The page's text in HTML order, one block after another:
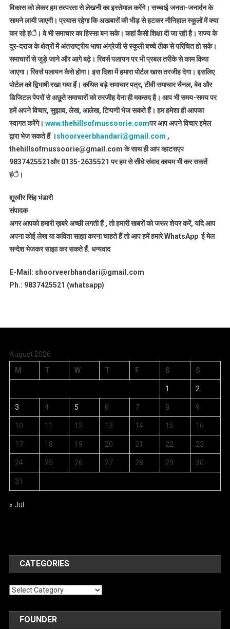
विकास को लेकर हम तत्परता से लेखनी का इस्तेमाल करेंगे। सच्चाई जनता-जनार्दन के
सामने लायी जाएगी। प्रयास रहेगा कि अखबारों की भीड़ से हटकर नौनिहाल स्कूलों में क्या
कर रहे हंै। वे भी समाचार का हिस्सा बन सके। कहां कैसी शिक्षा दी जा रही है। राज्य के
दूर-दराज के क्षेत्रों में अंतराष्ट्रीय भाषा अंग्रेजी से स्कूली बच्चे ठीक से परिचित हो सके।
समाचारों से जुड़े जाने और आगे बढ़े। रिवर्स पलायन पर भी प्रबल तरीके से काम किया
जाएगा। रिवर्स पलायन कैसे होगा। इस दिशा में हमारा पोर्टल खास तरजीह देगा। इसलिए
पोर्टल को द्विभाषी रखा गया हैं। कथित बड़े समाचार पत्र, टीवी समाचार चैनल, बेव और
डिजिटल पेपरों से अछूते समाचारों को तरजीह देना ही मकसद है। आप भी समय-समय पर
हमें अपने विचार, सुझाव, लेख, आलेख, टिप्पणी भेज सकते हैं। हम हमेशा ही आपका
स्वागत करेंगे। www.thehillsofmussoorie.comपर आप अपने विचार इमेल
द्वारा भेज सकते हैं ।shoorveerbhandari@gmail.com ,
thehillsofmussoorie@gmail.com के साथ ही आप व्हाटसएप
9837425521और 0135-2635521 पर हम से सीधे संवाद कायम भी कर सकतें
हंै।
शूरवीर सिंह भंडारी
संपादक
अगर आपको हमारी ख़बरे अच्छी लगती हैं , तो हमारी खबरों को जरूर शेयर करें, यदि आप
अपना कोई लेख या कविता साझा करना चाहते हैं तो आप हमें हमारे WhatsApp ई मेल
सन्देश भेजकर साझा कर सकते हैं. धन्यवाद
E-Mail: shoorveerbhandari@gmail.com
Ph.: 9837425521 (whatsapp)
August 2026
M
T W T F S S
1 2
3 4 5 6 7 8 9
10 11 12 13 14 15 16
17 18 19 20 21 22 23
24 25 26 27 28 29 30
31
« Jul
CATEGORIES
Categories
FOUNDER